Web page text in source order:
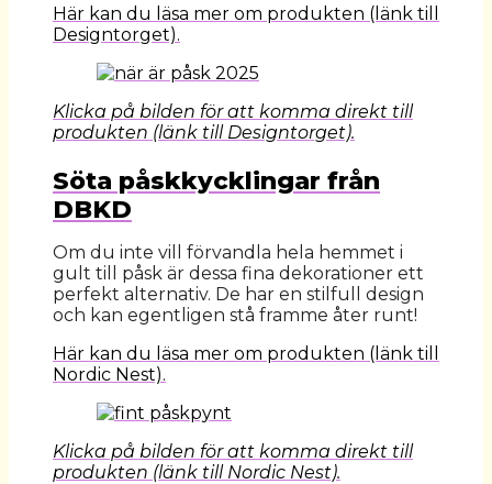
Här kan du läsa mer om produkten (länk till
Designtorget).
Klicka på bilden för att komma direkt till
produkten (länk till Designtorget).
Söta påskkycklingar från
DBKD
Om du inte vill förvandla hela hemmet i
gult till påsk är dessa fina dekorationer ett
perfekt alternativ. De har en stilfull design
och kan egentligen stå framme åter runt!
Här kan du läsa mer om produkten (länk till
Nordic Nest).
Klicka på bilden för att komma direkt till
produkten (länk till Nordic Nest).